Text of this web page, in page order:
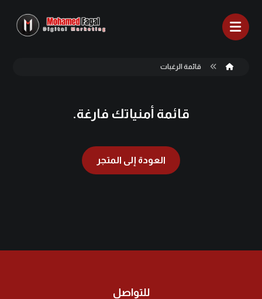
قائمة الرغبات
قائمة أمنياتك فارغة.
العودة إلى المتجر
للتواصل